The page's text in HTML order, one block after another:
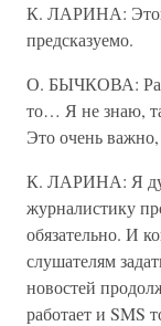
К. ЛАРИНА:
предсказуемо.
О. БЫЧКОВА:
то… Я не знаю,
Это очень
К. ЛАРИНА: Я
журналистику
обязательно. И
слушателям
новостей
работает и SMS